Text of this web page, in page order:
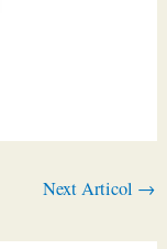
Next Articol →